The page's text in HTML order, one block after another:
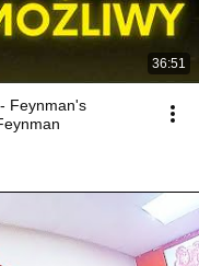
36:51
Feynman's